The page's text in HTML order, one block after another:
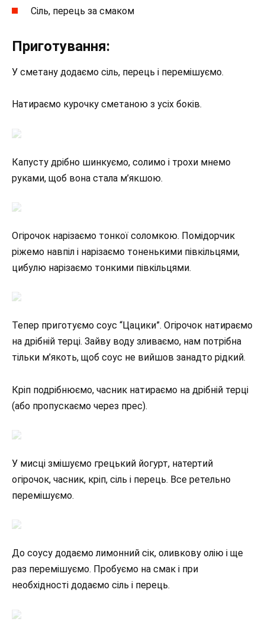
Сіль, перець за смаком
Приготування:
У сметану додаємо сіль, перець і перемішуємо.
Натираємо курочку сметаною з усіх боків.
Капусту дрібно шинкуємо, солимо і трохи мнемо
руками, щоб вона стала м’якшою.
Огірочок нарізаємо тонкої соломкою. Помідорчик
ріжемо навпіл і нарізаємо тоненькими півкільцями,
цибулю нарізаємо тонкими півкільцями.
Тепер приготуємо соус “Цацики”. Огірочок натираємо
на дрібній терці. Зайву воду зливаємо, нам потрібна
тільки м’якоть, щоб соус не вийшов занадто рідкий.
Кріп подрібнюємо, часник натираємо на дрібній терці
(або пропускаємо через прес).
У мисці змішуємо грецький йогурт, натертий
огірочок, часник, кріп, сіль і перець. Все ретельно
перемішуємо.
До соусу додаємо лимонний сік, оливкову олію і ще
раз перемішуємо. Пробуємо на смак і при
необхідності додаємо сіль і перець.